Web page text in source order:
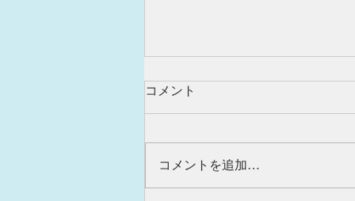
コメント
コメントを追加…